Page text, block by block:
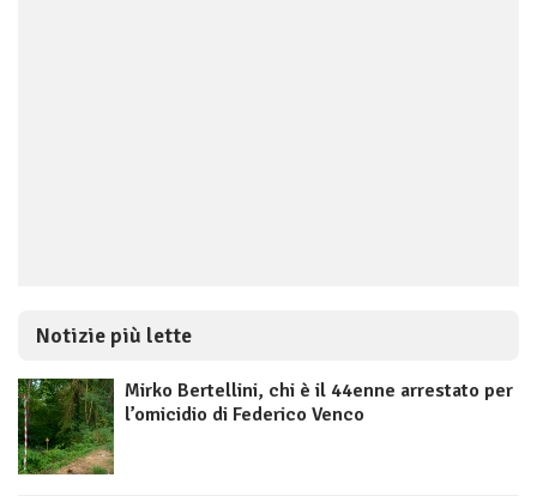
Notizie più lette
Mirko Bertellini, chi è il 44enne arrestato per
l’omicidio di Federico Venco